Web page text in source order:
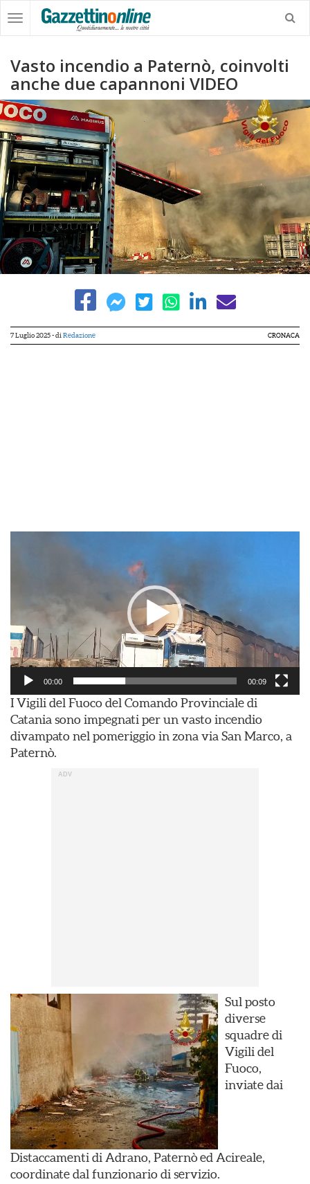
Vasto incendio a Paternò, coinvolti
anche due capannoni VIDEO
7 Luglio 2025- di Redazione CRONACA
00:00 00:09
I Vigili del Fuoco del Comando Provinciale di
Catania sono impegnati per un vasto incendio
divampato nel pomeriggio in zona via San Marco, a
Paternò.
Sul posto
diverse
squadre di
Vigili del
Fuoco,
inviate dai
Distaccamenti di Adrano, Paternò ed Acireale,
coordinate dal funzionario di servizio.